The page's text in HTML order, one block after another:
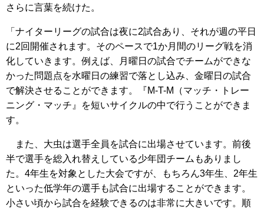
さらに言葉を続けた。
「ナイターリーグの試合は夜に2試合あり、それが週の平日
に2回開催されます。そのペースで1か月間のリーグ戦を消
化していきます。例えば、月曜日の試合でチームができな
かった問題点を水曜日の練習で落とし込み、金曜日の試合
で解決させることができます。『M-T-M（マッチ・トレー
ニング・マッチ』を短いサイクルの中で行うことができま
す。
また、大虫は選手全員を試合に出場させています。前後
半で選手を総入れ替えしている少年団チームもありまし
た。4年生を対象とした大会ですが、もちろん3年生、2年生
といった低学年の選手も試合に出場することができます。
小さい頃から試合を経験できるのは非常に大きいです。順